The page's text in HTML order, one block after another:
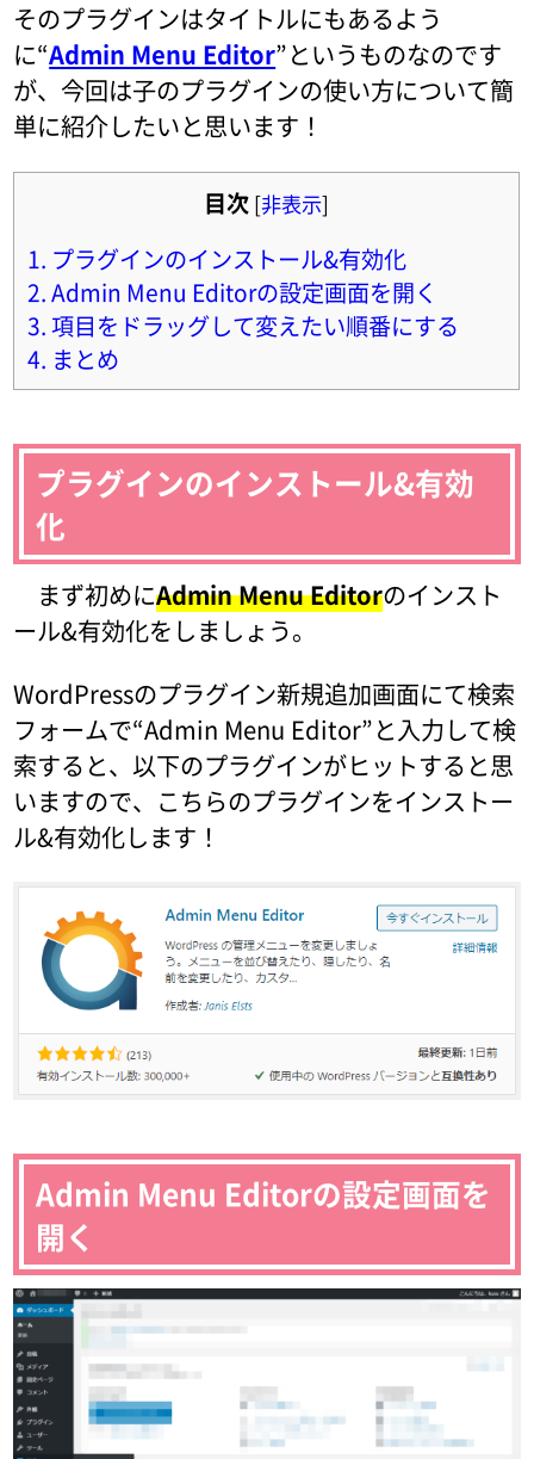
そのプラグインはタイトルにもあるよう
に“Admin Menu Editor”というものなのです
が、今回は子のプラグインの使い方について簡
単に紹介したいと思います！
目次 [非表示]
1. プラグインのインストール&有効化
2.Admin Menu Editorの設定画面を開く
3.項目をドラッグして変えたい順番にする
4. まとめ
プラグインのインストール&有効
化
まず初めにAdmin Menu Editorのインスト
ール&有効化をしましょう。
WordPressのプラグイン新規追加画面にて検索
フォームで“Admin Menu Editor”と入力して検
索すると、以下のプラグインがヒットすると思
いますので、こちらのプラグインをインストー
ル&有効化します！
Admin Menu Editorの設定画面を
開く